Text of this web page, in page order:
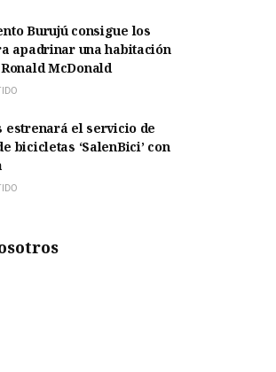
Burujú consigue los
apadrinar una habitación
McDonald
estrenará el servicio de
bicicletas ‘SalenBici’ con